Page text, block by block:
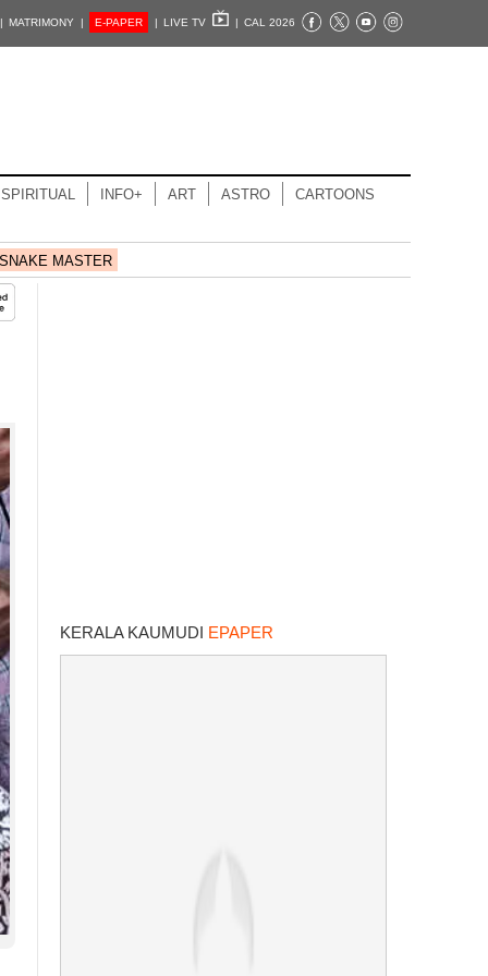
| MATRIMONY | E-PAPER | LIVE TV | CAL 2026
SPIRITUAL INFO+ ART ASTRO CARTOONS
SNAKE MASTER
KERALA KAUMUDI EPAPER